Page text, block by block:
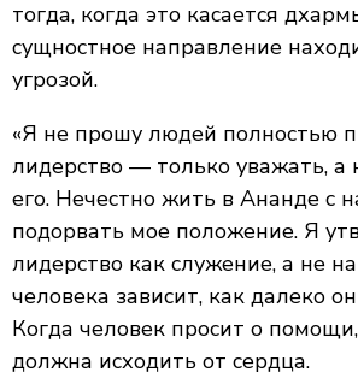
тогда, когда это касается
сущностное направление
угрозой.
«Я не прошу людей полностью
лидерство — только уважать, а
его. Нечестно жить в Ананде с
подорвать мое положение. Я
лидерство как служение, а не
человека зависит, как далеко
Когда человек просит о
должна исходить от сердца.